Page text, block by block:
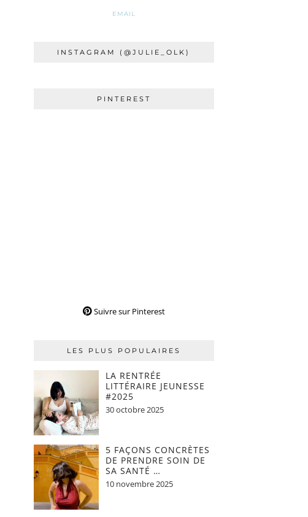
EMAIL
INSTAGRAM (@JULIE_OLK)
PINTEREST
Suivre sur Pinterest
LES PLUS POPULAIRES
LA RENTRÉE
LITTÉRAIRE JEUNESSE
#2025
30 octobre 2025
5 FAÇONS CONCRÈTES
DE PRENDRE SOIN DE
SA SANTÉ …
10 novembre 2025